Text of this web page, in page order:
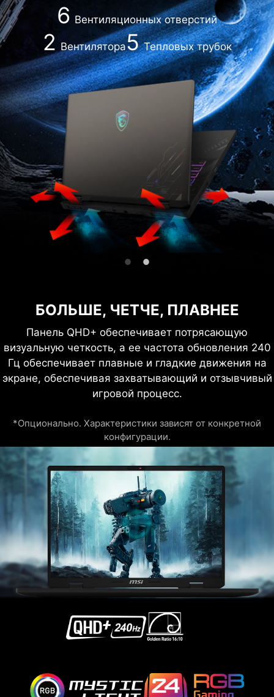
6 Вентиляционных отверстий
2 Вентилятора5 Тепловых трубок
БОЛЬШЕ, ЧЕТЧЕ, ПЛАВНЕЕ
Панель QHD+ обеспечивает потрясающую
визуальную четкость, а ее частота обновления 240
Гц обеспечивает плавные и гладкие движения на
экране, обеспечивая захватывающий и отзывчивый
игровой процесс.
*Опционально. Характеристики зависят от конкретной
конфигурации.